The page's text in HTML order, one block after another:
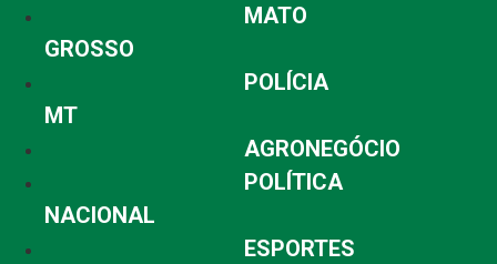
MATO
GROSSO
POLÍCIA
MT
AGRONEGÓCIO
POLÍTICA
NACIONAL
ESPORTES